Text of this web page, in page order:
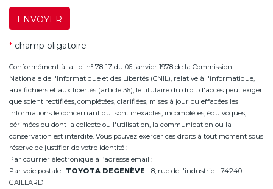
ENVOYER
* champ oligatoire
Conformément à la Loi n° 78-17 du 06 janvier 1978 de la Commission
Nationale de l'Informatique et des Libertés (CNIL), relative à l'informatique,
aux fichiers et aux libertés (article 36), le titulaire du droit d'accès peut exiger
que soient rectifiées, complétées, clarifiées, mises à jour ou effacées les
informations le concernant qui sont inexactes, incomplètes, équivoques,
périmées ou dont la collecte ou l'utilisation, la communication ou la
conservation est interdite. Vous pouvez exercer ces droits à tout moment sous
réserve de justifier de votre identité :
Par courrier électronique à l’adresse email :
Par voie postale : TOYOTA DEGENÈVE - 8, rue de l'industrie - 74240
GAILLARD